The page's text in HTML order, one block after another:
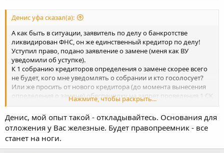
Денис уфа сказал(а):
А как быть в ситуации, заявитель по делу о банкротстве
ликвидирован ФНС, он же единственный кредитор по делу!
Уступил право, подано заявление о замене (меня как ВУ
уведомили об уступке).
К 1 собранию кредиторов определения о замене скорее всего
не будет, кого мне уведомлять о собрании и кто госолосует?
Или же просить от нового кредитора (до момента вынесения
определения о замене) обеспечилку на запрет проведения 1 СК
временным? А что тогда просить в судебном заседании по
итогам процедуры наблюдения мне, отложить заседание т.к 1
СК не проведено, или же суд введёт процедуру на основании
выводов из Фин анализа?
Нажмите, чтобы раскрыть...
Денис, мой опыт такой - откладывайтесь. Основания для
отложения у Вас железные. Будет правопреемник - все
станет на ноги.